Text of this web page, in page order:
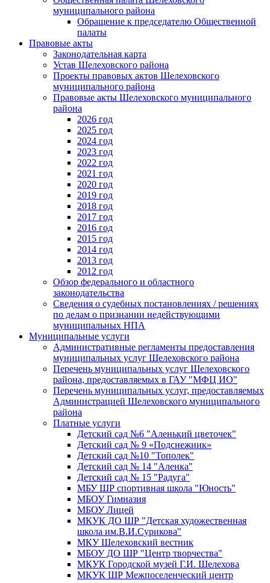
муниципального района
Обращение к председателю Общественной
палаты
Правовые акты
Законодательная карта
Устав Шелеховского района
Проекты правовых актов Шелеховского
муниципального района
Правовые акты Шелеховского муниципального
района
2026 год
2025 год
2024 год
2023 год
2022 год
2021 год
2020 год
2019 год
2018 год
2017 год
2016 год
2015 год
2014 год
2013 год
2012 год
Обзор федерального и областного
законодательства
Сведения о судебных постановлениях / решениях
по делам о признании недействующими
муниципальных НПА
Муниципальные услуги
Административные регламенты предоставления
муниципальных услуг Шелеховского района
Перечень муниципальных услуг Шелеховского
района, предоставляемых в ГАУ "МФЦ ИО"
Перечень муниципальных услуг, предоставляемых
Администрацией Шелеховского муниципального
района
Платные услуги
Детский сад №6 "Аленький цветочек"
Детский сад № 9 «Подснежник»
Детский сад №10 "Тополек"
Детский сад № 14 "Аленка"
Детский сад № 15 "Радуга"
МБУ ШР спортивная школа "Юность"
МБОУ Гимназия
МБОУ Лицей
МКУК ДО ШР "Детская художественная
школа им.В.И.Сурикова"
МКУ Шелеховский вестник
МБОУ ДО ШР "Центр творчества"
МКУК Городской музей Г.И. Шелехова
МКУК ШР Межпоселенческий центр